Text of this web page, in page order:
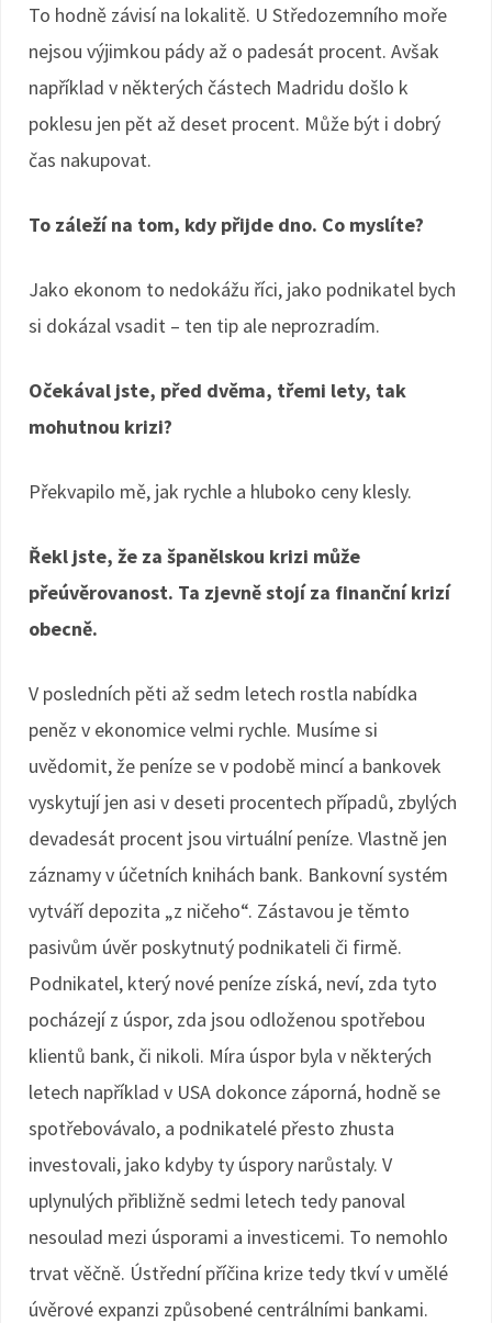
To hodně závisí na lokalitě. U Středozemního moře
nejsou výjimkou pády až o padesát procent. Avšak
například v některých částech Madridu došlo k
poklesu jen pět až deset procent. Může být i dobrý
čas nakupovat.
To záleží na tom, kdy přijde dno. Co myslíte?
Jako ekonom to nedokážu říci, jako podnikatel bych
si dokázal vsadit – ten tip ale neprozradím.
Očekával jste, před dvěma, třemi lety, tak
mohutnou krizi?
Překvapilo mě, jak rychle a hluboko ceny klesly.
Řekl jste, že za španělskou krizi může
přeúvěrovanost. Ta zjevně stojí za finanční krizí
obecně.
V posledních pěti až sedm letech rostla nabídka
peněz v ekonomice velmi rychle. Musíme si
uvědomit, že peníze se v podobě mincí a bankovek
vyskytují jen asi v deseti procentech případů, zbylých
devadesát procent jsou virtuální peníze. Vlastně jen
záznamy v účetních knihách bank. Bankovní systém
vytváří depozita „z ničeho“. Zástavou je těmto
pasivům úvěr poskytnutý podnikateli či firmě.
Podnikatel, který nové peníze získá, neví, zda tyto
pocházejí z úspor, zda jsou odloženou spotřebou
klientů bank, či nikoli. Míra úspor byla v některých
letech například v USA dokonce záporná, hodně se
spotřebovávalo, a podnikatelé přesto zhusta
investovali, jako kdyby ty úspory narůstaly. V
uplynulých přibližně sedmi letech tedy panoval
nesoulad mezi úsporami a investicemi. To nemohlo
trvat věčně. Ústřední příčina krize tedy tkví v umělé
úvěrové expanzi způsobené centrálními bankami.